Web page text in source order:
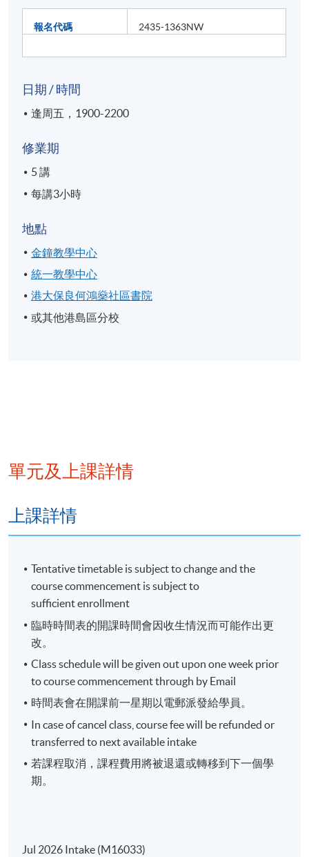
報名代碼 2435-1363NW
日期 / 時間
逢周五，1900-2200
修業期
5 講
每講3小時
地點
金鐘教學中心
統一教學中心
港大保良何鴻燊社區書院
或其他港島區分校
單元及上課詳情
上課詳情
Tentative timetable is subject to change and the
course commencement is subject to
sufficient enrollment
臨時時間表的開課時間會因收生情況而可能作出更
改。
Class schedule will be given out upon one week prior
to course commencement through by Email
時間表會在開課前一星期以電郵派發給學員。
In case of cancel class, course fee will be refunded or
transferred to next available intake
若課程取消，課程費用將被退還或轉移到下一個學
期。
Jul 2026 Intake (M16033)